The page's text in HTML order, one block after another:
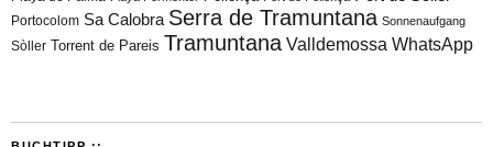
Portocolom Sa Calobra Serra de Tramuntana Sonnenaufgang
Sòller Torrent de Pareis Tramuntana Valldemossa WhatsApp